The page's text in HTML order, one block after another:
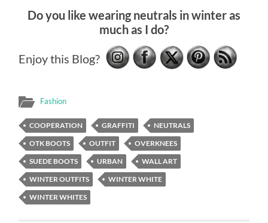
Do you like wearing neutrals in winter as
much as I do?
Enjoy this Blog?
Fashion
COOPERATION GRAFFITI
NEUTRALS
OTK BOOTS
OUTFIT
OVERKNEES
SUEDE BOOTS
URBAN
WALL ART
WINTER OUTFITS
WINTER WHITE
WINTER WHITES